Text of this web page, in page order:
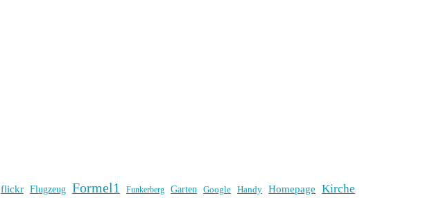
flickr Flugzeug Formel1 Funkerberg Garten Google Handy Homepage Kirche